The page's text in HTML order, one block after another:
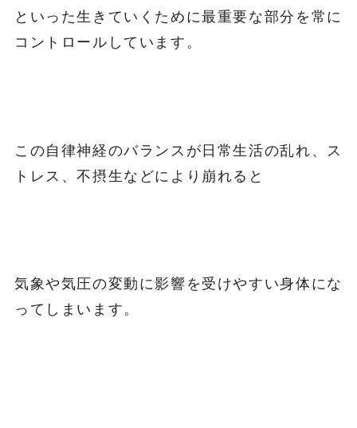
といった生きていくために最重要な部分を常に
コントロールしています。
この自律神経のバランスが日常生活の乱れ、ス
トレス、不摂生などにより崩れると
気象や気圧の変動に影響を受けやすい身体にな
ってしまいます。